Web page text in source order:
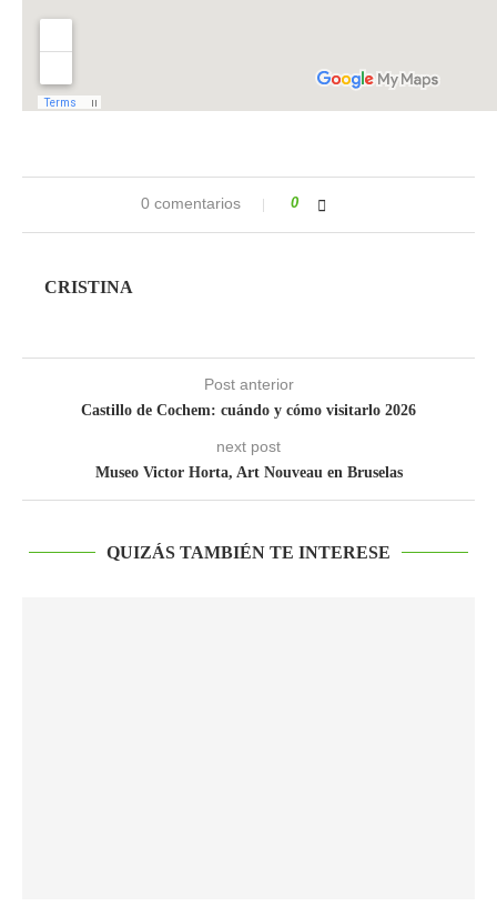
0 comentarios 0
CRISTINA
Post anterior
Castillo de Cochem: cuándo y cómo visitarlo 2026
next post
Museo Victor Horta, Art Nouveau en Bruselas
QUIZÁS TAMBIÉN TE INTERESE